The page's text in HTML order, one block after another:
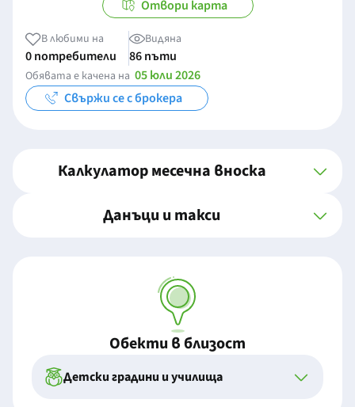
Отвори карта
В любими на
0 потребители
Видяна
86 пъти
Обявата е качена на 05 юли 2026
Свържи се с брокера
Калкулатор месечна вноска
Данъци и такси
Обекти в близост
Детски градини и училища